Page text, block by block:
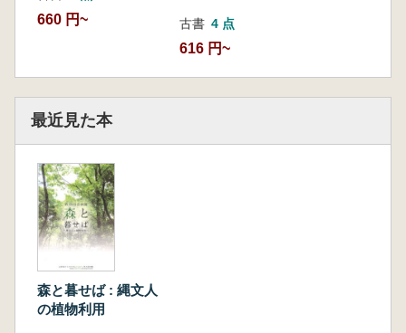
660 円~ 古書 4 点
616 円~
最近見た本
森と暮せば : 縄文人
の植物利用